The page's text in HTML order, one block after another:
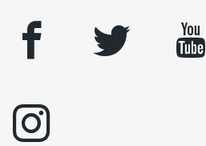
facebook twitter youtube
instagram